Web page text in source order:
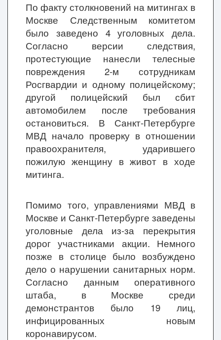
По факту столкновений на митингах в
Москве Следственным комитетом
было заведено 4 уголовных дела.
Согласно версии следствия,
протестующие нанесли телесные
повреждения 2-м сотрудникам
Росгвардии и одному полицейскому;
другой полицейский был сбит
автомобилем после требования
остановиться. В Санкт-Петербурге
МВД начало проверку в отношении
правоохранителя, ударившего
пожилую женщину в живот в ходе
митинга.
Помимо того, управлениями МВД в
Москве и Санкт-Петербурге заведены
уголовные дела из-за перекрытия
дорог участниками акции. Немного
позже в столице было возбуждено
дело о нарушении санитарных норм.
Согласно данным оперативного
штаба, в Москве среди
демонстрантов было 19 лиц,
инфицированных новым
коронавирусом.